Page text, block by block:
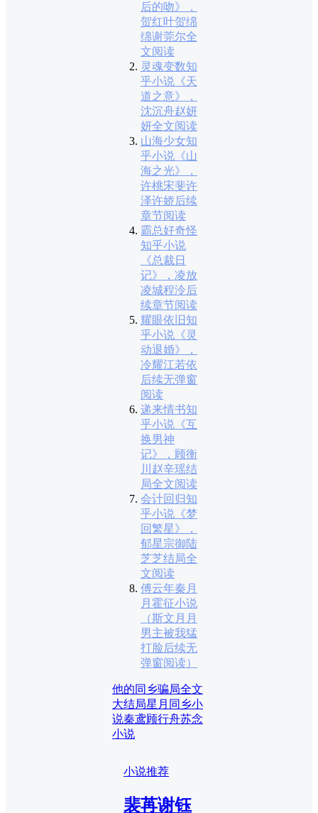
后的吻》，
贺红叶贺绵
绵谢莞尔全
文阅读
灵魂变数知
乎小说《天
道之意》，
沈沉舟赵妍
妍全文阅读
山海少女知
乎小说《山
海之光》，
许桃宋斐许
泽许娇后续
章节阅读
霸总好奇怪
知乎小说
《总裁日
记》，凌放
凌城程泠后
续章节阅读
耀眼依旧知
乎小说《灵
动退婚》，
冷耀江若依
后续无弹窗
阅读
递来情书知
乎小说《互
换男神
记》，顾衡
川赵辛瑶结
局全文阅读
会计回归知
乎小说《梦
回繁星》，
郁星宗御陆
芝芝结局全
文阅读
傅云年秦月
月霍征小说
（斯文月月
男主被我猛
打脸后续无
弹窗阅读）
他的同乡骗局全文
大结局星月同乡小
说秦鸢顾行舟苏念
小说
小说推荐
裴苒谢钰